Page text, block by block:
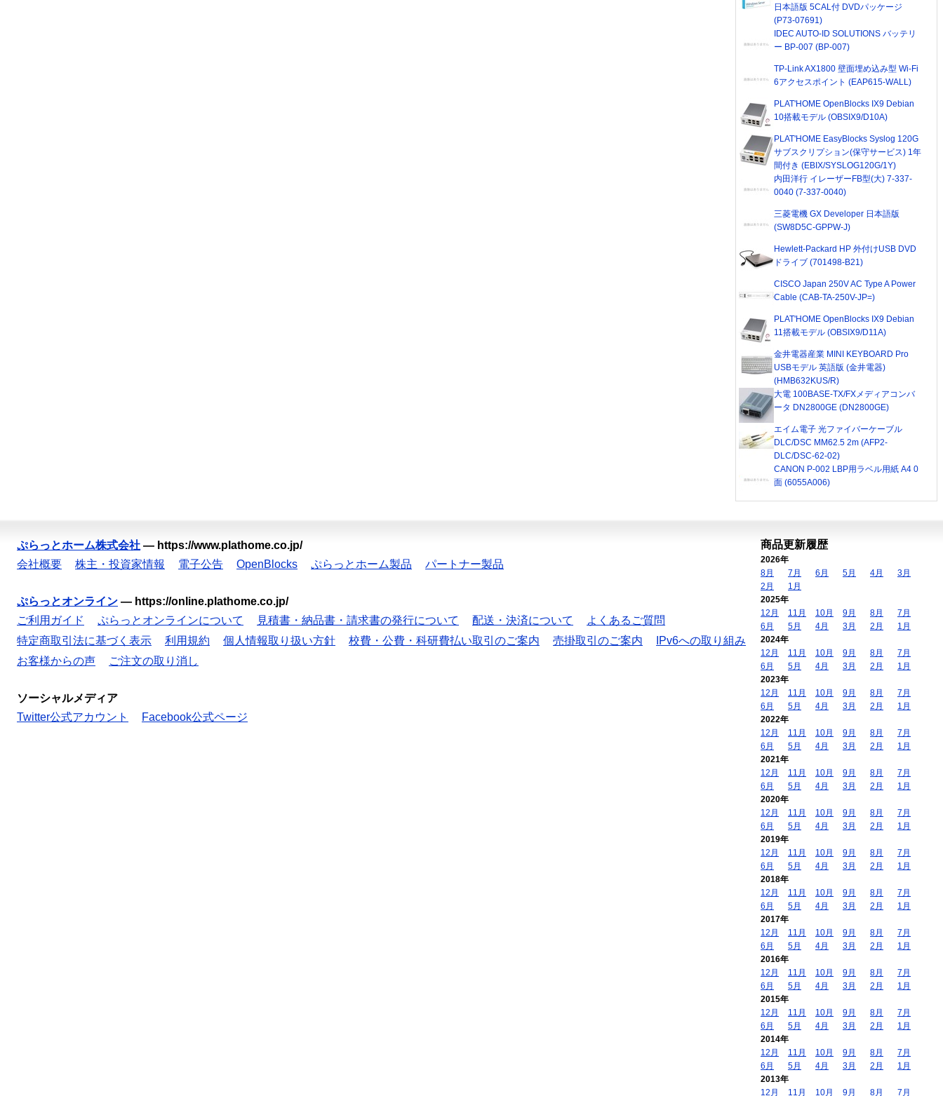
日本語版 5CAL付 DVDパッケージ
(P73-07691)
IDEC AUTO-ID SOLUTIONS バッテリ
ー BP-007 (BP-007)
TP-Link AX1800 壁面埋め込み型 Wi-Fi
6アクセスポイント (EAP615-WALL)
PLAT'HOME OpenBlocks IX9 Debian
10搭載モデル (OBSIX9/D10A)
PLAT'HOME EasyBlocks Syslog 120G
サブスクリプション(保守サービス) 1年
間付き (EBIX/SYSLOG120G/1Y)
内田洋行 イレーザーFB型(大) 7-337-
0040 (7-337-0040)
三菱電機 GX Developer 日本語版
(SW8D5C-GPPW-J)
Hewlett-Packard HP 外付けUSB DVD
ドライブ (701498-B21)
CISCO Japan 250V AC Type A Power
Cable (CAB-TA-250V-JP=)
PLAT'HOME OpenBlocks IX9 Debian
11搭載モデル (OBSIX9/D11A)
金井電器産業 MINI KEYBOARD Pro
USBモデル 英語版 (金井電器)
(HMB632KUS/R)
大電 100BASE-TX/FXメディアコンバ
ータ DN2800GE (DN2800GE)
エイム電子 光ファイバーケーブル
DLC/DSC MM62.5 2m (AFP2-
DLC/DSC-62-02)
CANON P-002 LBP用ラベル用紙 A4 0
面 (6055A006)
ぷらっとホーム株式会社 — https://www.plathome.co.jp/
会社概要
株主・投資家情報 電子公告 OpenBlocks ぷらっとホーム製品 パートナー製品
ぷらっとオンライン — https://online.plathome.co.jp/
ご利用ガイド
ぷらっとオンラインについて 見積書・納品書・請求書の発行について 配送・決済について
よくあるご質問
特定商取引法に基づく表示
利用規約 個人情報取り扱い方針 校費・公費・科研費払い取引のご案内 売掛取引のご案内
IPv6への取り組み
お客様からの声
ご注文の取り消し
ソーシャルメディア
Twitter公式アカウント
Facebook公式ページ
商品更新履歴
2026年
8月
7月 6月 5月 4月
3月
2月
1月
2025年
12月
11月 10月 9月 8月
7月
6月
5月 4月 3月 2月
1月
2024年
12月
11月 10月 9月 8月
7月
6月
5月 4月 3月 2月
1月
2023年
12月
11月 10月 9月 8月
7月
6月
5月 4月 3月 2月
1月
2022年
12月
11月 10月 9月 8月
7月
6月
5月 4月 3月 2月
1月
2021年
12月
11月 10月 9月 8月
7月
6月
5月 4月 3月 2月
1月
2020年
12月
11月 10月 9月 8月
7月
6月
5月 4月 3月 2月
1月
2019年
12月
11月 10月 9月 8月
7月
6月
5月 4月 3月 2月
1月
2018年
12月
11月 10月 9月 8月
7月
6月
5月 4月 3月 2月
1月
2017年
12月
11月 10月 9月 8月
7月
6月
5月 4月 3月 2月
1月
2016年
12月
11月 10月 9月 8月
7月
6月
5月 4月 3月 2月
1月
2015年
12月
11月 10月 9月 8月
7月
6月
5月 4月 3月 2月
1月
2014年
12月
11月 10月 9月 8月
7月
6月
5月 4月 3月 2月
1月
2013年
12月
11月 10月 9月 8月 7月